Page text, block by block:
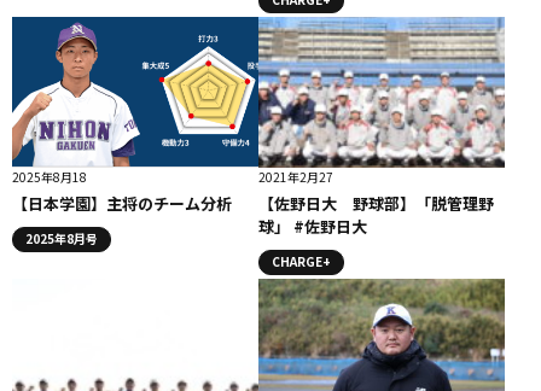
2025年8月18
【日本学園】主将のチーム分析
2025年8月号
2021年2月27
【佐野日大 野球部】「脱管理野
球」 #佐野日大
CHARGE+